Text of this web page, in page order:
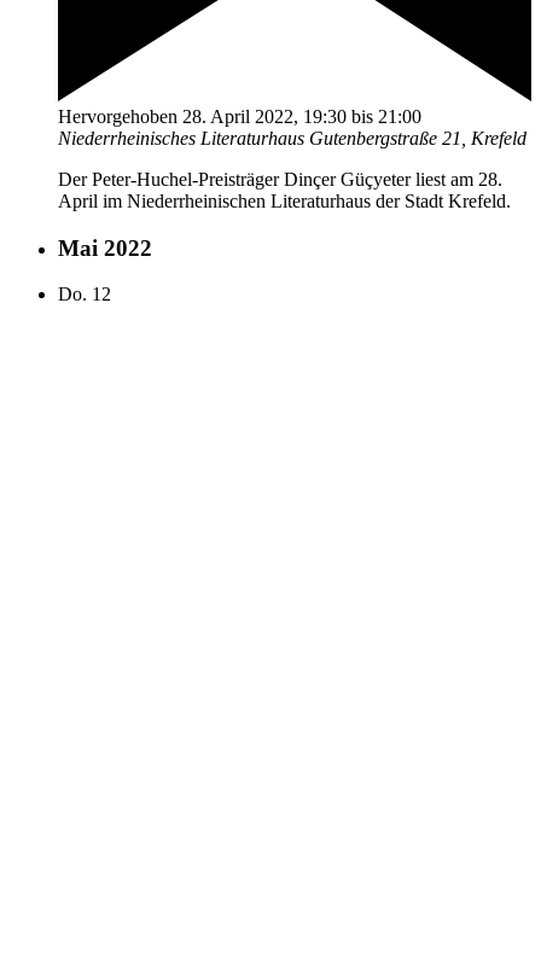
Hervorgehoben 28. April 2022, 19:30 bis 21:00
Niederrheinisches Literaturhaus Gutenbergstraße 21, Krefeld
Der Peter-Huchel-Preisträger Dinçer Güçyeter liest am 28.
April im Niederrheinischen Literaturhaus der Stadt Krefeld.
Mai 2022
Do. 12